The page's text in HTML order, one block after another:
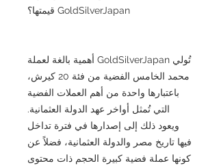
GoldSilverJapan قيمتها؟
تُولي GoldSilverJapan أهمية بالغة لعملة
محمد الخامس الفضية من فئة 20 كيرش،
باعتبارها واحدة من أهم العملات الفضية
التي تُمثل أواخر عهد الدولة العثمانية.
ويعود ذلك إلى إصدارها في فترة تداخل
فيها تاريخ مصر والدولة العثمانية، فضلاً عن
كونها عملة فضية كبيرة الحجم ذات محتوى